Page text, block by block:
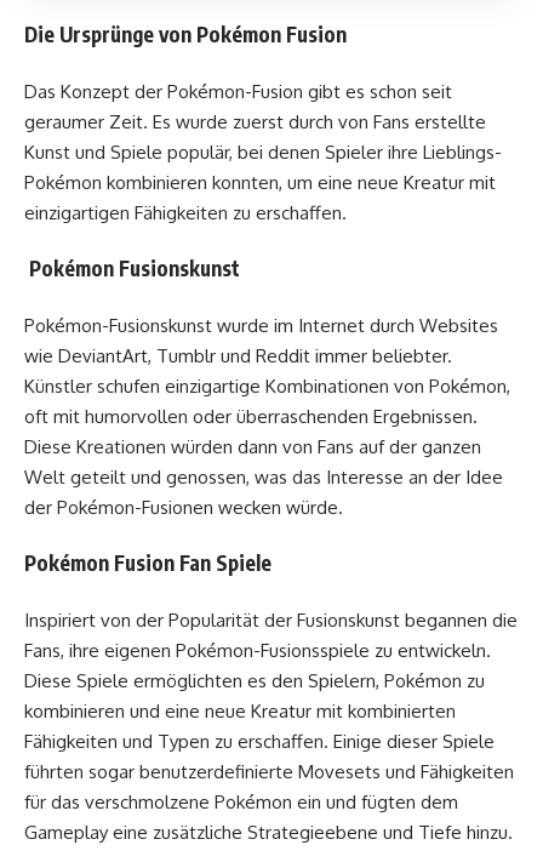
Die Ursprünge von Pokémon Fusion
Das Konzept der Pokémon-Fusion gibt es schon seit
geraumer Zeit. Es wurde zuerst durch von Fans erstellte
Kunst und Spiele populär, bei denen Spieler ihre Lieblings-
Pokémon kombinieren konnten, um eine neue Kreatur mit
einzigartigen Fähigkeiten zu erschaffen.
Pokémon Fusionskunst
Pokémon-Fusionskunst wurde im Internet durch Websites
wie DeviantArt, Tumblr und Reddit immer beliebter.
Künstler schufen einzigartige Kombinationen von Pokémon,
oft mit humorvollen oder überraschenden Ergebnissen.
Diese Kreationen würden dann von Fans auf der ganzen
Welt geteilt und genossen, was das Interesse an der Idee
der Pokémon-Fusionen wecken würde.
Pokémon Fusion Fan Spiele
Inspiriert von der Popularität der Fusionskunst begannen die
Fans, ihre eigenen Pokémon-Fusionsspiele zu entwickeln.
Diese Spiele ermöglichten es den Spielern, Pokémon zu
kombinieren und eine neue Kreatur mit kombinierten
Fähigkeiten und Typen zu erschaffen. Einige dieser Spiele
führten sogar benutzerdefinierte Movesets und Fähigkeiten
für das verschmolzene Pokémon ein und fügten dem
Gameplay eine zusätzliche Strategieebene und Tiefe hinzu.